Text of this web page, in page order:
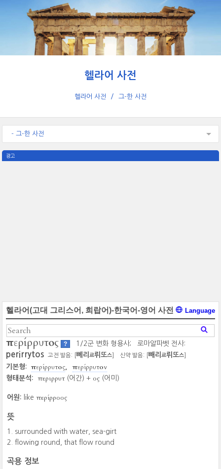
헬라어 사전
헬라어 사전 그-한 사전
- 그-한 사전
광고
헬라어(고대 그리스어, 희랍어)-한국어-영어 사전 Language
περίρρυτος ? 1/2군 변화 형용사; 로마알파벳 전사:
perirrytos 고전 발음: [뻬리르뤼또스 신약 발음: [빼리르뤼또스
기본형: περίρρυτος περίρρυτον
형태분석: περιρρυτ (어간) + ος (어미)
어원: likeπερίρροος
뜻
surrounded with water, sea-girt
flowing round, that flow round
곡용 정보